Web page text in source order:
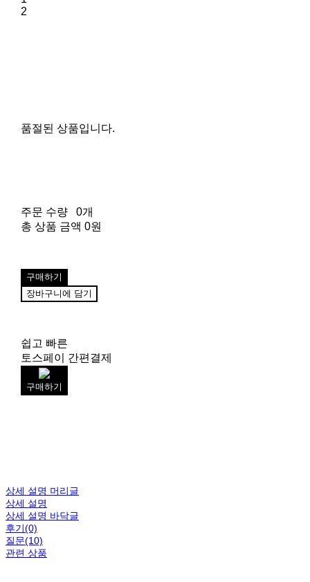
2
품절된 상품입니다.
주문 수량
0개
총 상품 금액 0원
구매하기
장바구니에 담기
쉽고 빠른
토스페이 간편결제
구매하기
상세 설명 머리글
상세 설명
상세 설명 바닥글
후기(0)
질문(10)
관련 상품